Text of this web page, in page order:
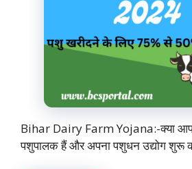
Bihar Dairy Farm Yojana:-क्या आप
पशुपालक हैं और अपना पशुधन उद्योग शुरू